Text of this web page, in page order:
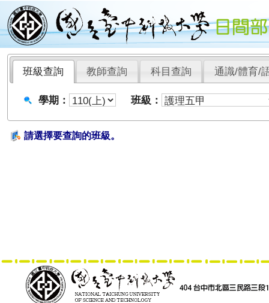
班級查詢 教師查詢 科目查詢 通識/體育/
學期： 班級：
請選擇要查詢的班級。